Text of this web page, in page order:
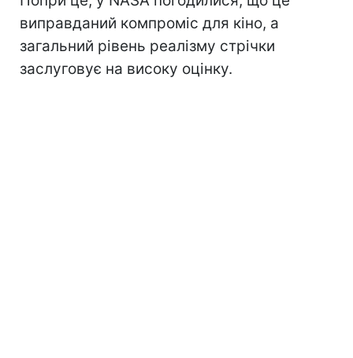
виправданий компроміс для кіно, а
загальний рівень реалізму стрічки
заслуговує на високу оцінку.